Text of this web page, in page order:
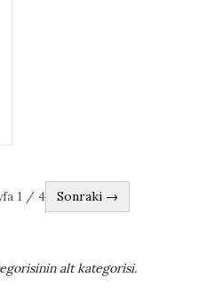
1/ 4 Sonraki →
alt kategorisi.